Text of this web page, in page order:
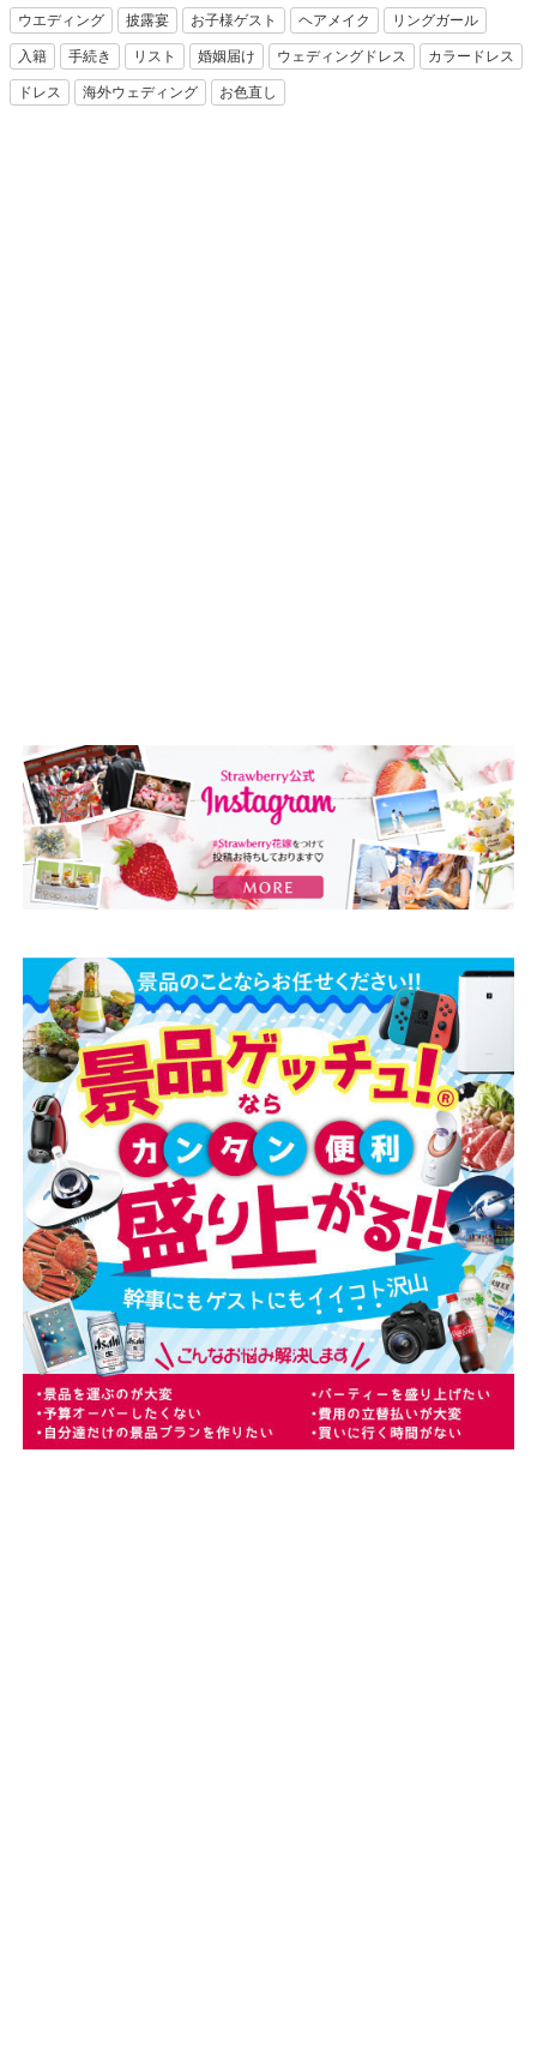
ウエディング 披露宴 お子様ゲスト ヘアメイク リングガール
入籍 手続き リスト 婚姻届け ウェディングドレス カラードレス
ドレス 海外ウェディング お色直し